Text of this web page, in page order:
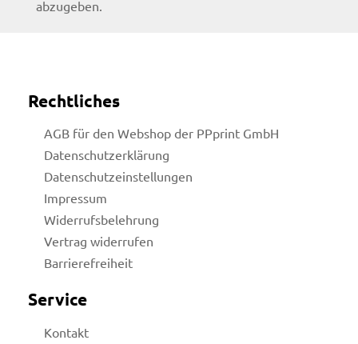
abzugeben.
Rechtliches
AGB für den Webshop der PPprint GmbH
Datenschutzerklärung
Datenschutzeinstellungen
Impressum
Widerrufsbelehrung
Vertrag widerrufen
Barrierefreiheit
Service
Kontakt